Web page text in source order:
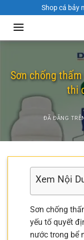
đến
dung
Shop cá bảy
Sơn chống
thi
ĐÃ ĐĂNG
Xem Nội
Sơn chống
yếu tố quyết
nước trong bể